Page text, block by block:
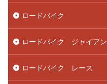
ロードバイク
ロードバイク ジャイアン
ロードバイク レース